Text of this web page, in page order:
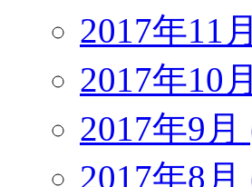
2017年11
2017年10
2017年9月
2017年8月